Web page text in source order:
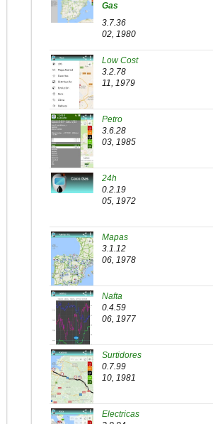
Gas
3.7.36
02, 1980
Low Cost
3.2.78
11, 1979
Petro
3.6.28
03, 1985
24h
0.2.19
05, 1972
Mapas
3.1.12
06, 1978
Nafta
0.4.59
06, 1977
Surtidores
0.7.99
10, 1981
Electricas